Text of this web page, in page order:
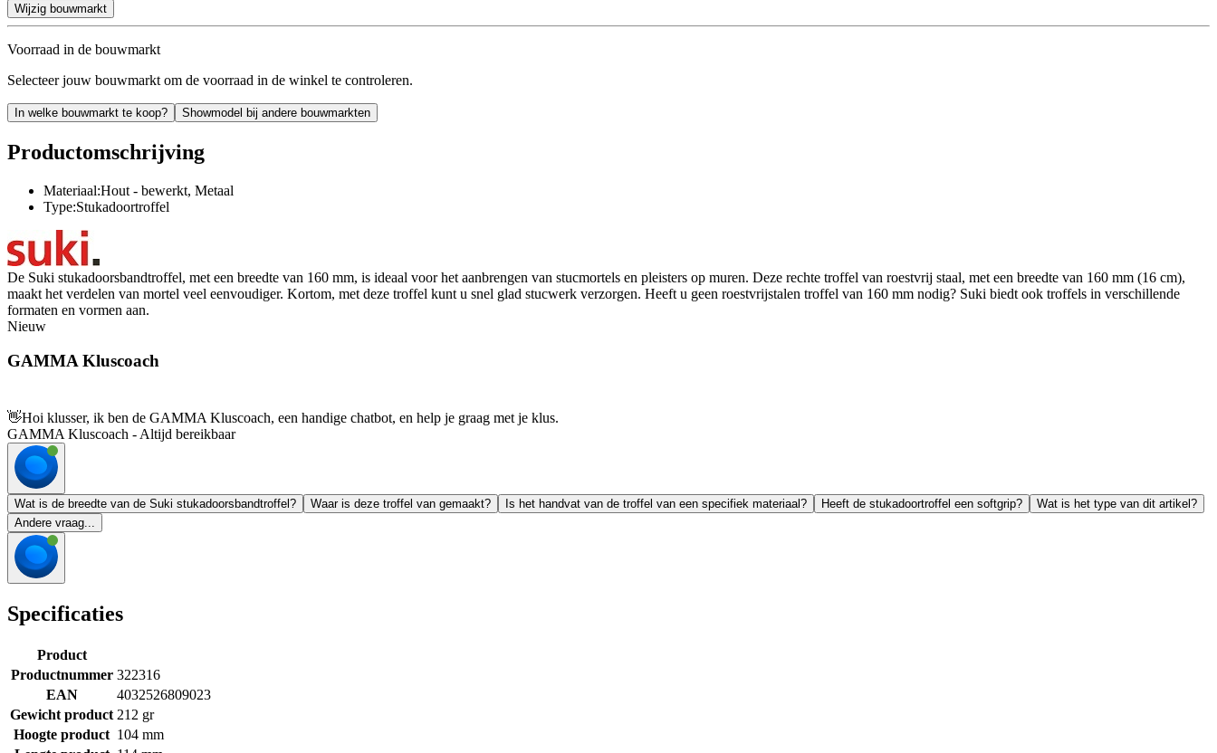
Wijzig bouwmarkt
Voorraad in de bouwmarkt
Selecteer jouw bouwmarkt om de voorraad in de winkel te controleren.
In welke bouwmarkt te koop? Showmodel bij andere bouwmarkten
Productomschrijving
Materiaal:Hout - bewerkt, Metaal
Type:Stukadoortroffel
De Suki stukadoorsbandtroffel, met een breedte van 160 mm, is ideaal voor het aanbrengen van stucmortels en pleisters op muren. Deze rechte troffel van roestvrij staal, met een breedte van 160 mm (16 cm),
maakt het verdelen van mortel veel eenvoudiger. Kortom, met deze troffel kunt u snel glad stucwerk verzorgen. Heeft u geen roestvrijstalen troffel van 160 mm nodig? Suki biedt ook troffels in verschillende
formaten en vormen aan.
Nieuw
GAMMA Kluscoach
👋Hoi klusser, ik ben de GAMMA Kluscoach, een handige chatbot, en help je graag met je klus.
GAMMA Kluscoach - Altijd bereikbaar
Wat is de breedte van de Suki stukadoorsbandtroffel? Waar is deze troffel van gemaakt? Is het handvat van de troffel van een specifiek materiaal? Heeft de stukadoortroffel een softgrip?
Wat is het type van dit artikel?
Andere vraag...
Specificaties
Product
Productnummer 322316
EAN
4032526809023
Gewicht product 212 gr
Hoogte product 104 mm